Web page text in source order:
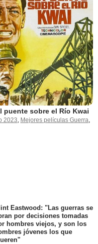
puente sobre el Río Kwai
2023 Mejores películas Guerra
Eastwood: "Las guerras se
por decisiones tomadas
hombres viejos, y son los
jóvenes los que